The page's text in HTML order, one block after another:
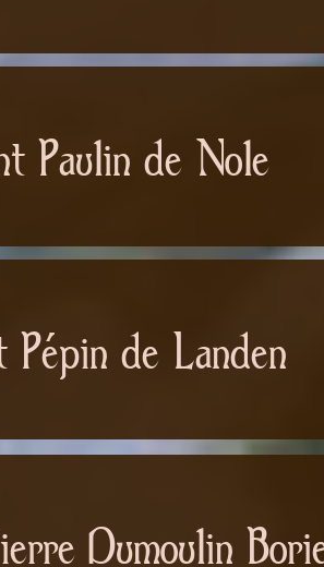
Paulin de Nole
Pépin de Landen
Dumoulin